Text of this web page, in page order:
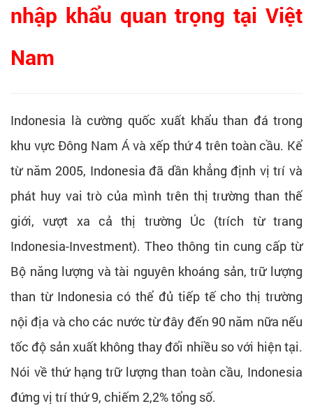
nhập khẩu quan trọng tại Việt
Nam
Indonesia là cường quốc xuất khẩu than đá trong
khu vực Đông Nam Á và xếp thứ 4 trên toàn cầu. Kể
từ năm 2005, Indonesia đã dần khẳng định vị trí và
phát huy vai trò của mình trên thị trường than thế
giới, vượt xa cả thị trường Úc (trích từ trang
Indonesia-Investment). Theo thông tin cung cấp từ
Bộ năng lượng và tài nguyên khoáng sản, trữ lượng
than từ Indonesia có thể đủ tiếp tế cho thị trường
nội địa và cho các nước từ đây đến 90 năm nữa nếu
tốc độ sản xuất không thay đổi nhiều so với hiện tại.
Nói về thứ hạng trữ lượng than toàn cầu, Indonesia
đứng vị trí thứ 9, chiếm 2,2% tổng số.